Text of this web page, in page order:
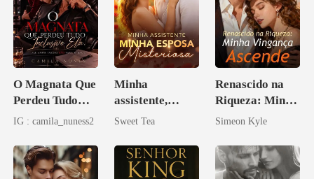
O Magnata Que
Perdeu Tudo
Inclusive Ela
IG : camila_nuness2
Minha
assistente,
minha esposa
Sweet Tea
Renascido na
Riqueza: Minha
Vingança
Simeon Kyle